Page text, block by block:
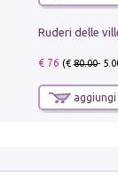
€ 76 (€80.00-
aggiungi